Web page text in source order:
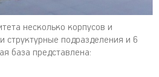
несколько корпусов и
подразделения и 6
база представлена: